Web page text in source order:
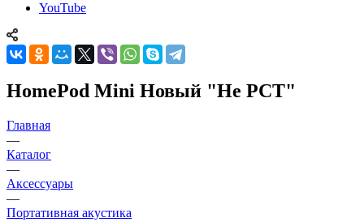
YouTube
HomePod Mini Новый "Не РСТ"
Главная
—
Каталог
—
Аксессуары
—
Портативная акустика